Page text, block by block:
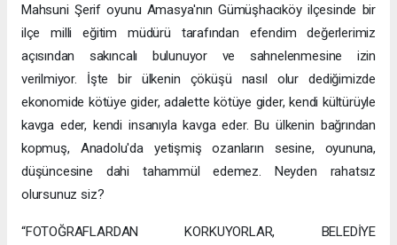
Mahsuni Şerif oyunu Amasya'nın Gümüşhacıköy ilçesinde bir
ilçe milli eğitim müdürü tarafından efendim değerlerimiz
açısından sakıncalı bulunuyor ve sahnelenmesine izin
verilmiyor. İşte bir ülkenin çöküşü nasıl olur dediğimizde
ekonomide kötüye gider, adalette kötüye gider, kendi kültürüyle
kavga eder, kendi insanıyla kavga eder. Bu ülkenin bağrından
kopmuş, Anadolu'da yetişmiş ozanların sesine, oyununa,
düşüncesine dahi tahammül edemez. Neyden rahatsız
olursunuz siz?
“FOTOĞRAFLARDAN KORKUYORLAR, BELEDİYE